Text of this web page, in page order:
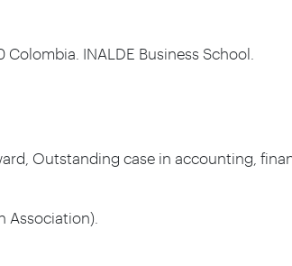
Colombia. INALDE Business School.
Outstanding case in accounting,
Association).